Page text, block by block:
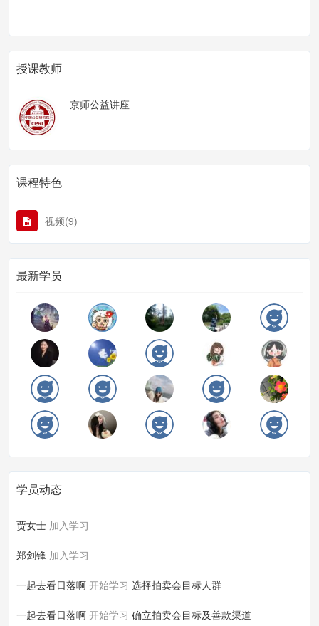
授课教师
京师公益讲座
课程特色
视频(9)
最新学员
学员动态
贾女士 加入学习
郑剑锋 加入学习
一起去看日落啊 开始学习 选择拍卖会目标人群
一起去看日落啊 开始学习 确立拍卖会目标及善款渠道